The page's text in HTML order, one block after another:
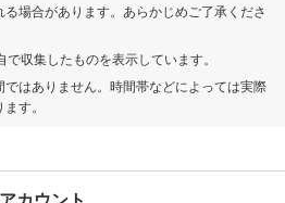
場合があります。あらかじめご了承くださ
収集したものを表示しています。
はありません。時間帯などによっては実際
す。